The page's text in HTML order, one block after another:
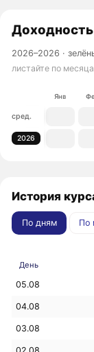
Доходность
2026–2026 ·
листайте по
Янв
сред.
2026
История
По дням По
День
05.08
04.08
03.08